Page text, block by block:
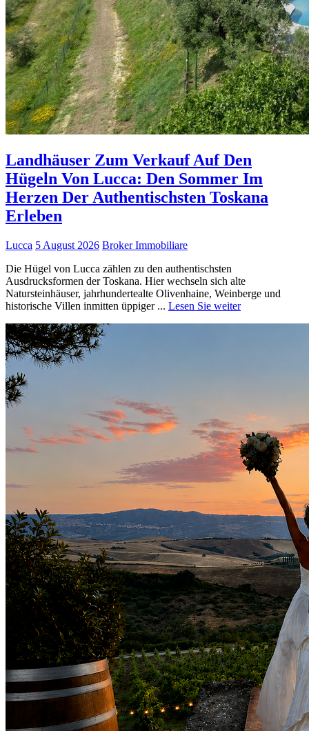
Landhäuser Zum Verkauf Auf Den
Hügeln Von Lucca: Den Sommer Im
Herzen Der Authentischsten Toskana
Erleben
Lucca 5 August 2026 Broker Immobiliare
Die Hügel von Lucca zählen zu den authentischsten
Ausdrucksformen der Toskana. Hier wechseln sich alte
Natursteinhäuser, jahrhundertealte Olivenhaine, Weinberge und
historische Villen inmitten üppiger ... Lesen Sie weiter